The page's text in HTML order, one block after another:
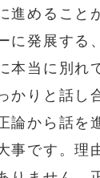
進めること
に発展する
本当に別れ
かりと話し
論から話を
事です。理